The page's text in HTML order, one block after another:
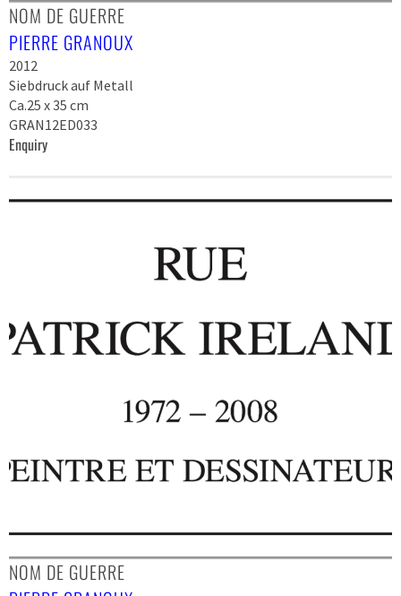
NOM DE GUERRE
PIERRE GRANOUX
2012
Siebdruck auf Metall
Ca.25 x 35 cm
GRAN12ED033
Enquiry
NOM DE GUERRE